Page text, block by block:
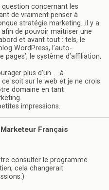
concernant les
de vraiment penser à
stratégie marketing…il y a
de pouvoir maîtriser une
et avant tout : tels, le
WordPress, l’auto-
pages’, le système d’affiliation,
plus d’un……à
soit sur le web et je ne crois
domaine en tant
impressions.
Français
consulter le programme
cela changerait